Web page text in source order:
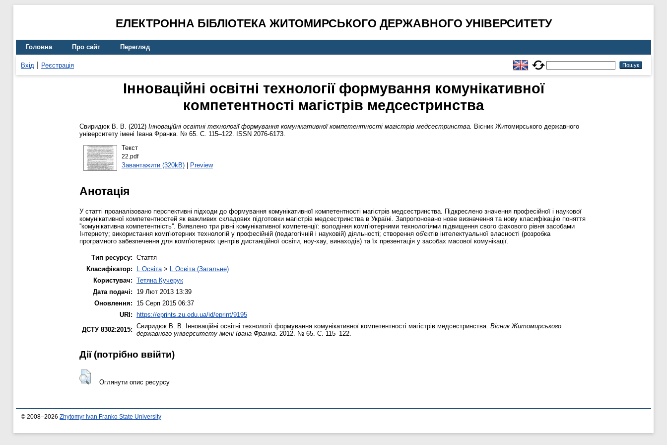
ЕЛЕКТРОННА БІБЛІОТЕКА ЖИТОМИРСЬКОГО ДЕРЖАВНОГО УНІВЕРСИТЕТУ
Головна Про сайт Перегляд
Вхід Реєстрація
Iнноваційні освітні технології формування комунікативної
компетентності магістрів медсестринства
Свиридюк В. В. (2012) Iнноваційні освітні технології формування комунікативної компетентності магістрів медсестринства. Вісник Житомирського державного
університету імені Івана Франка. № 65. С. 115–122. ISSN 2076-6173.
Текст
22.pdf
Завантажити (320kB)| Preview
Анотація
У статті проаналізовано перспективні підходи до формування комунікативної компетентності магістрів медсестринства. Підкреслено значення професійної і наукової
комунікативної компетентностей як важливих складових підготовки магістрів медсестринства в Україні. Запропоновано нове визначення та нову класифікацію поняття
''комунікативна компетентність''. Виявлено три рівні комунікативної компетенції: володіння комп'ютерними технологіями підвищення свого фахового рівня засобами
Інтернету; використання комп'ютерних технологій у професійній (педагогічній і науковій) діяльності; створення об'єктів інтелектуальної власності (розробка
програмного забезпечення для комп'ютерних центрів дистанційної освіти, ноу-хау, винаходів) та їх презентація у засобах масової комунікації.
Тип ресурсу: Стаття
Класифікатор:
L Освіта > L Освіта (Загальне)
Користувач: Тетяна Кучерук
Дата подачі:
19 Лют 2013 13:39
Оновлення:
15 Серп 2015 06:37
URI: https://eprints.zu.edu.ua/id/eprint/9195
ДСТУ 8302:2015: Свиридюк В. В. Iнноваційні освітні технології формування комунікативної компетентності магістрів медсестринства. Вісник Житомирського
державного університету імені Івана Франка . 2012. № 65. С. 115–122.
Дії ​​(потрібно ввійти)
Оглянути опис ресурсу
© 2008–2026 Zhytomyr Ivan Franko State University